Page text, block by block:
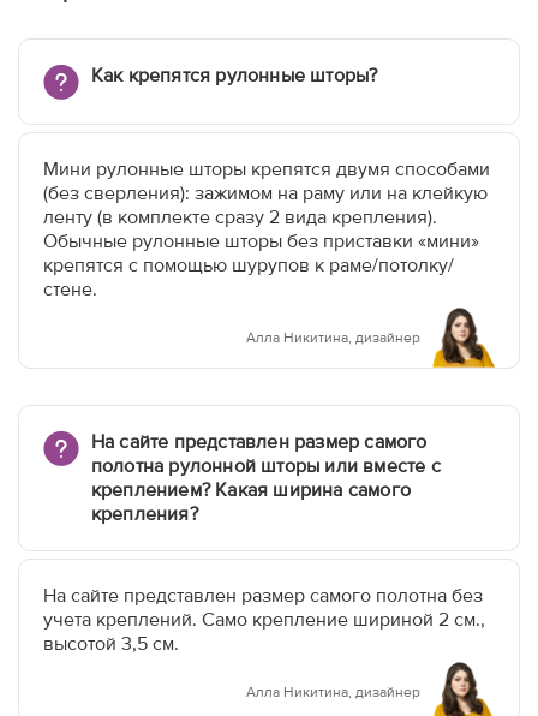
Как крепятся рулонные шторы?
Мини рулонные шторы крепятся двумя способами
(без сверления): зажимом на раму или на клейкую
ленту (в комплекте сразу 2 вида крепления).
Обычные рулонные шторы без приставки «мини»
крепятся с помощью шурупов к раме/потолку/
стене.
Алла Никитина, дизайнер
На сайте представлен размер самого
полотна рулонной шторы или вместе с
креплением? Какая ширина самого
крепления?
На сайте представлен размер самого полотна без
учета креплений. Само крепление шириной 2 см.,
высотой 3,5 см.
Алла Никитина, дизайнер